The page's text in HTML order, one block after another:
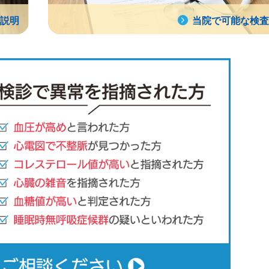
明 当院で可能な検査